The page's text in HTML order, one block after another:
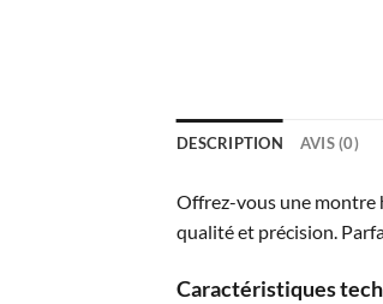
DESCRIPTION AVIS (0)
Offrez-vous une montre
qualité et précision.
Caractéristiques